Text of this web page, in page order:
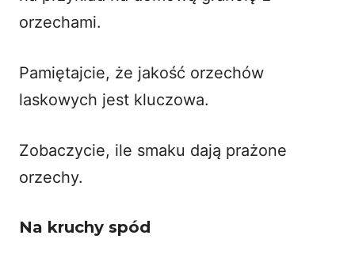
orzechami.
Pamiętajcie, że jakość orzechów
laskowych jest kluczowa.
Zobaczycie, ile smaku dają prażone
orzechy.
Na kruchy spód